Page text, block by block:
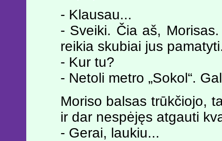
- Klausau...
- Sveiki. Čia aš,
reikia skubiai jus
- Kur tu?
- Netoli metro „Sokol“.
Moriso balsas trūkčiojo,
ir dar nespėjęs atgauti
- Gerai, laukiu...